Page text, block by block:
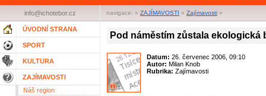
navigace: » ZAJÍMAVOSTI » Zajímavosti »
info@ichotebor.cz
ÚVODNÍ STRANA
SPORT
KULTURA
ZAJÍMAVOSTI
Náš region
Pod náměstím zůstala ekologická
Datum: 26. červenec 2006, 09:10
Autor: Milan Knob
Rubrika: Zajímavosti